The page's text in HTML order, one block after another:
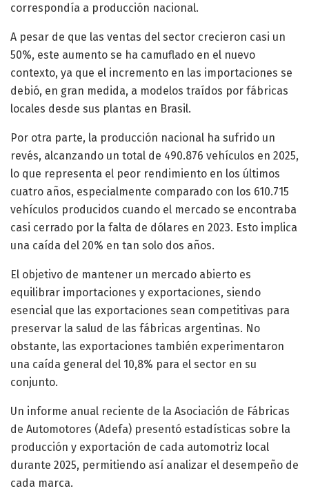
correspondía a producción nacional.
A pesar de que las ventas del sector crecieron casi un
50%, este aumento se ha camuflado en el nuevo
contexto, ya que el incremento en las importaciones se
debió, en gran medida, a modelos traídos por fábricas
locales desde sus plantas en Brasil.
Por otra parte, la producción nacional ha sufrido un
revés, alcanzando un total de 490.876 vehículos en 2025,
lo que representa el peor rendimiento en los últimos
cuatro años, especialmente comparado con los 610.715
vehículos producidos cuando el mercado se encontraba
casi cerrado por la falta de dólares en 2023. Esto implica
una caída del 20% en tan solo dos años.
El objetivo de mantener un mercado abierto es
equilibrar importaciones y exportaciones, siendo
esencial que las exportaciones sean competitivas para
preservar la salud de las fábricas argentinas. No
obstante, las exportaciones también experimentaron
una caída general del 10,8% para el sector en su
conjunto.
Un informe anual reciente de la Asociación de Fábricas
de Automotores (Adefa) presentó estadísticas sobre la
producción y exportación de cada automotriz local
durante 2025, permitiendo así analizar el desempeño de
cada marca.